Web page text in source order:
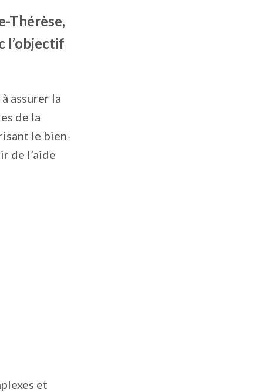
Thérèse,
l’objectif
assurer la
de la
le bien-
de l’aide
et